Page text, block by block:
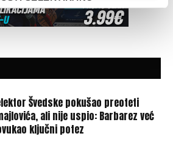
Švedske pokušao preoteti
ali nije uspio: Barbarez već
ključni potez